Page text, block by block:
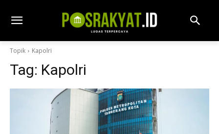
Topik Kapolri
Tag: Kapolri